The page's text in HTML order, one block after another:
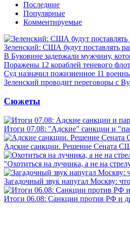
Последние
Популярные
Комментируемые
Зеленский: США будут поставлять
В Буковине задержали мужчину,
Поражены 12 кораблей теневого
Суд назначил пожизненное 11
Зеленский проводит переговоры с
Сюжеты
Итоги 07.08: "Адские" санкции и
Адские санкции. Решение Сената
"Охотиться на лучника, а не на
Загадочный звук напугал Москву:
Итоги 06.08: Санкции против РФ и